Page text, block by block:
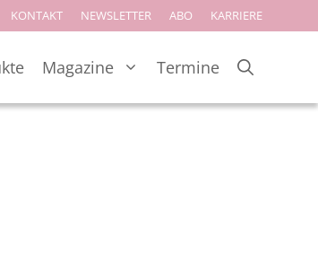
KONTAKT NEWSLETTER ABO KARRIERE
Magazine Termine